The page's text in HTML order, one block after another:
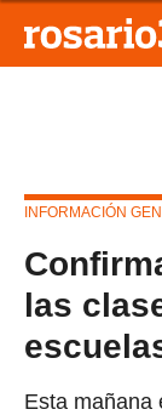
INFORMACIÓN
las
Esta mañana